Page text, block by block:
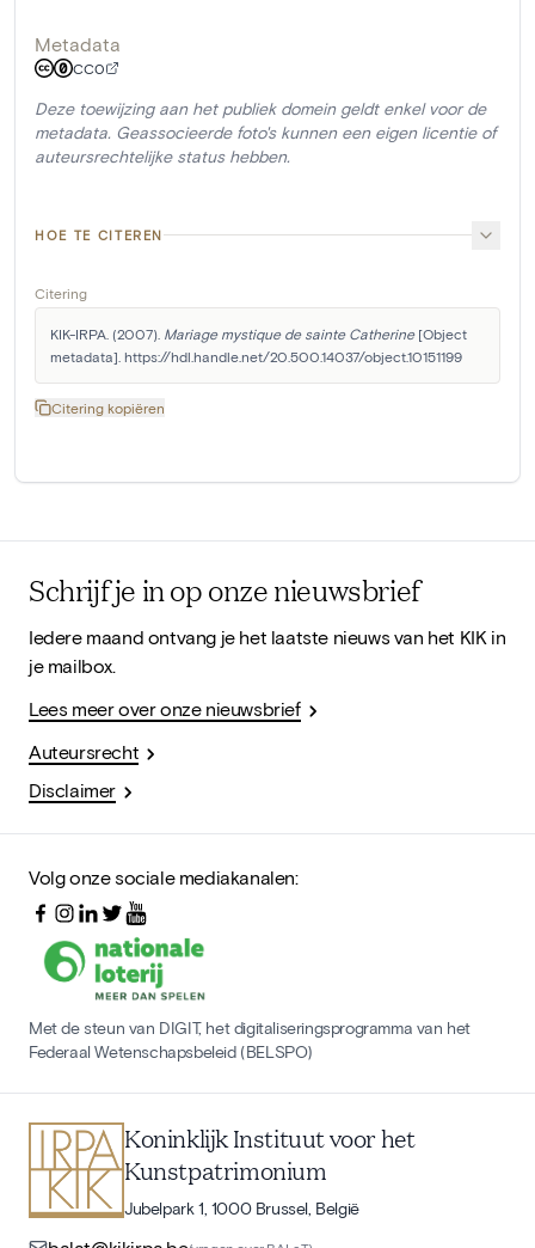
Metadata
CC0
Deze toewijzing aan het publiek domein geldt enkel voor de
metadata. Geassocieerde foto's kunnen een eigen licentie of
auteursrechtelijke status hebben.
HOE TE CITEREN
Citering
KIK-IRPA. (2007). Mariage mystique de sainte Catherine [Object
metadata]. https://hdl.handle.net/20.500.14037/object.10151199
Citering kopiëren
Schrijf je in op onze nieuwsbrief
Iedere maand ontvang je het laatste nieuws van het KIK in
je mailbox.
Lees meer over onze nieuwsbrief
Auteursrecht
Disclaimer
Volg onze sociale mediakanalen:
Met de steun van DIGIT, het digitaliseringsprogramma van het
Federaal Wetenschapsbeleid (BELSPO)
Koninklijk Instituut voor het
Kunstpatrimonium
Jubelpark 1, 1000 Brussel, België